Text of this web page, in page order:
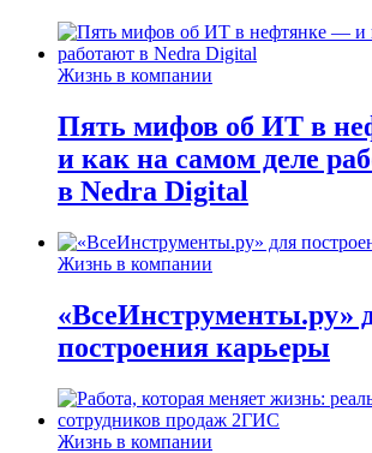
Жизнь в компании
Пять мифов об ИТ в
и как на самом деле
в Nedra Digital
Жизнь в компании
«ВсеИнструменты.ру»
построения карьеры
Жизнь в компании